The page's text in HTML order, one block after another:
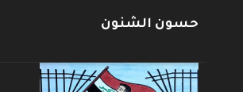
حسون الشنون